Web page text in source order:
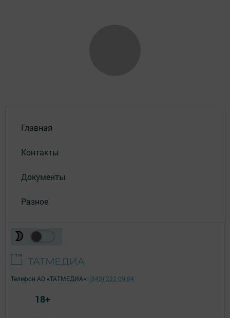
Главная
Контакты
Документы
Разное
Телефон АО «ТАТМЕДИА»: (843) 222 09 84
18+